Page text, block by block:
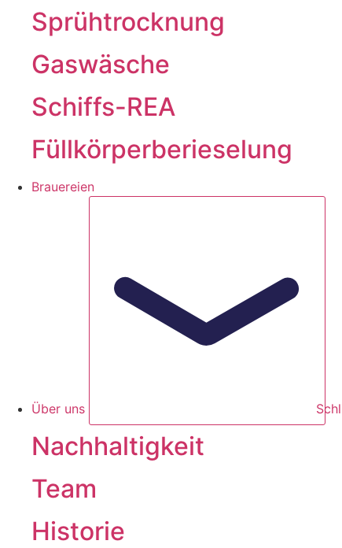
Sprühtrocknung
Gaswäsche
Schiffs-REA
Füllkörperberieselung
Brauereien
Über uns
Nachhaltigkeit
Team
Historie